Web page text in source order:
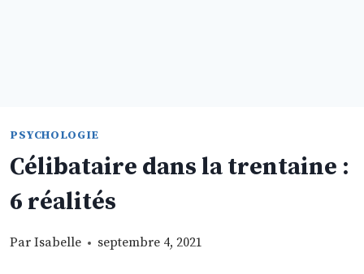
PSYCHOLOGIE
Célibataire dans la trentaine :
6 réalités
Par Isabelle septembre 4, 2021